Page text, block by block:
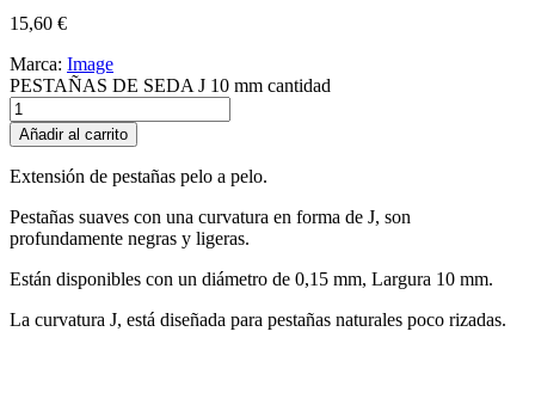
15,60 €
Marca: Image
PESTAÑAS DE SEDA J 10 mm cantidad
Añadir al carrito
Extensión de pestañas pelo a pelo.
Pestañas suaves con una curvatura en forma de J, son
profundamente negras y ligeras.
Están disponibles con un diámetro de 0,15 mm, Largura 10 mm.
La curvatura J, está diseñada para pestañas naturales poco rizadas.